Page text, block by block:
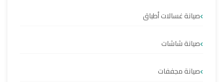
صيانة غسالات أطباق
صيانة شاشات
صيانة مجففات